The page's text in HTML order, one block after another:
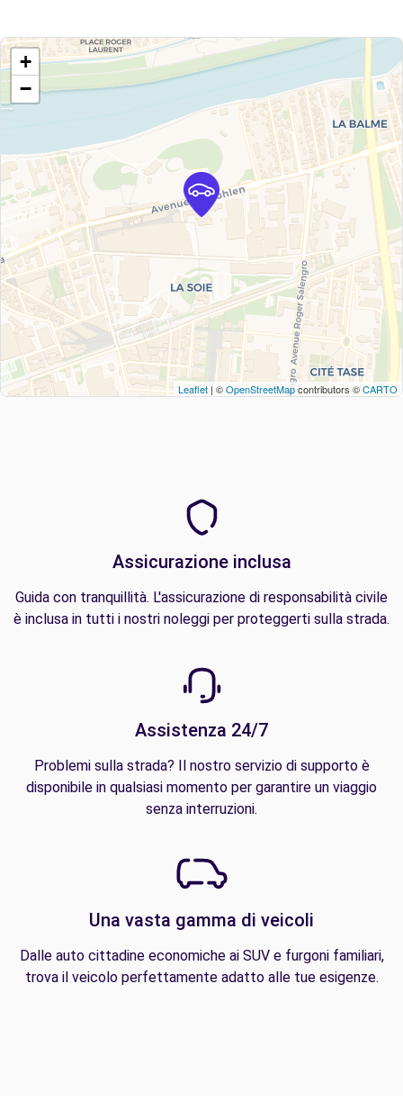
+
−
Leaflet | ©OpenStreetMapcontributors ©CARTO
Assicurazione inclusa
Guida con tranquillità. L'assicurazione di responsabilità civile
è inclusa in tutti i nostri noleggi per proteggerti sulla strada.
Assistenza 24/7
Problemi sulla strada? Il nostro servizio di supporto è
disponibile in qualsiasi momento per garantire un viaggio
senza interruzioni.
Una vasta gamma di veicoli
Dalle auto cittadine economiche ai SUV e furgoni familiari,
trova il veicolo perfettamente adatto alle tue esigenze.